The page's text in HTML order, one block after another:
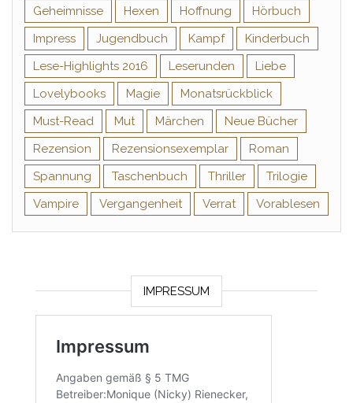
Geheimnisse
Hexen Hoffnung
Hörbuch
Impress
Jugendbuch Kampf
Kinderbuch
Lese-Highlights 2016
Leserunden
Liebe
Lovelybooks
Magie
Monatsrückblick
Must-Read
Mut Märchen
Neue Bücher
Rezension
Rezensionsexemplar
Roman
Spannung
Taschenbuch Thriller
Trilogie
Vampire
Vergangenheit Verrat Vorablesen
IMPRESSUM